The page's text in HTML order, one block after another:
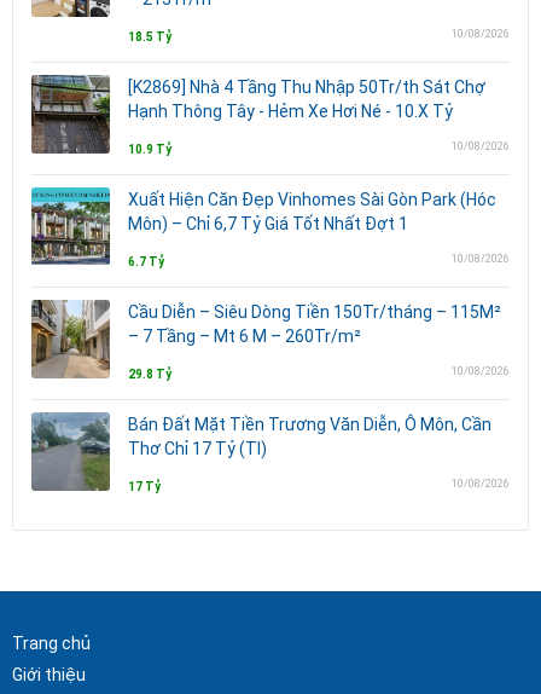
18.5 Tỷ 10/08/2026
[K2869] Nhà 4 Tầng Thu Nhập 50Tr/th Sát Chợ
Hạnh Thông Tây - Hẻm Xe Hơi Né - 10.X Tỷ
10.9 Tỷ 10/08/2026
Xuất Hiện Căn Đẹp Vinhomes Sài Gòn Park (Hóc
Môn) – Chỉ 6,7 Tỷ Giá Tốt Nhất Đợt 1
6.7 Tỷ 10/08/2026
Cầu Diễn – Siêu Dòng Tiền 150Tr/tháng – 115M²
– 7 Tầng – Mt 6 M – 260Tr/m²
29.8 Tỷ 10/08/2026
Bán Đất Mặt Tiền Trương Văn Diễn, Ô Môn, Cần
Thơ Chỉ 17 Tỷ (Tl)
17 Tỷ 10/08/2026
Trang chủ
Giới thiệu